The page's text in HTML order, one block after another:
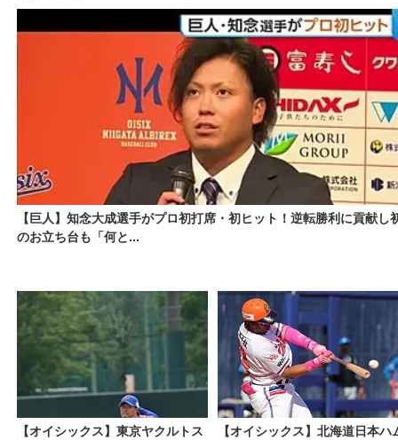
【巨人】知念大成選手がプロ初打席・初ヒット！逆転勝利に貢献し
のお立ち台も「何と...
【オイシックス】東京ヤクルトス
【オイシックス】北海道日本ハ